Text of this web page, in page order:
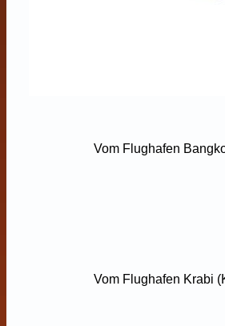
Vom Flughafen
Vom Flughafen Krabi